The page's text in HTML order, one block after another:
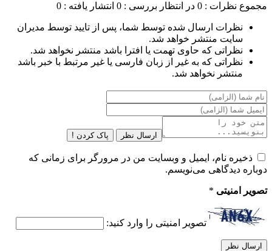
مجموع نظرات : 0 در انتظار بررسی : 0 انتشار یافته : 0
نظرات ارسال شده توسط شما، پس از تایید توسط مدیران
سایت منتشر خواهد شد.
نظراتی که حاوی تهمت یا افترا باشد منتشر نخواهد شد.
نظراتی که به غیر از زبان فارسی یا غیر مرتبط با خبر باشد
منتشر نخواهد شد.
ارسال نظر پاک کردن !
ذخیره نام، ایمیل و وبسایت من در مرورگر برای زمانی که
دوباره دیدگاهی می‌نویسم.
تصویر امنیتی *
تصویر امنیتی را وارد کنید: